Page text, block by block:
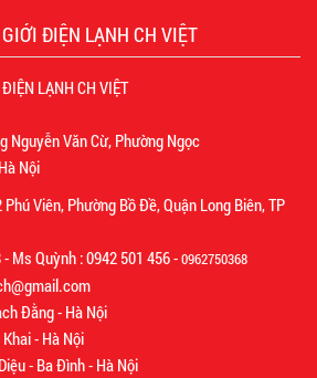
ĐIỆN LẠNH CH VIỆT
LẠNH CH VIỆT
Nguyễn Văn Cừ, Phường Ngọc
Nội
Viên, Phường Bồ Đề, Quận Long Biên, TP
Ms Quỳnh : 0942 501 456 -0962750368
Đằng - Hà Nội
- Hà Nội
- Ba Đình - Hà Nội